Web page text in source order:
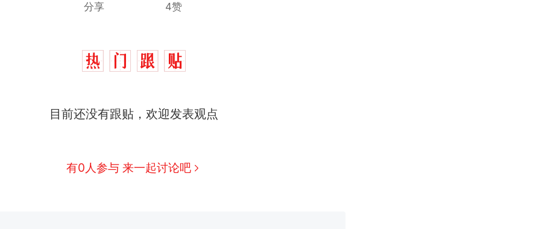
分享 4赞
目前还没有跟贴，欢迎发表观点
有0人参与 来一起讨论吧
十多万人报名的考试，成绩全部作废，公平么？
搬家报价570元，搬到楼下交5060元才肯搬上楼！女子傻眼了……